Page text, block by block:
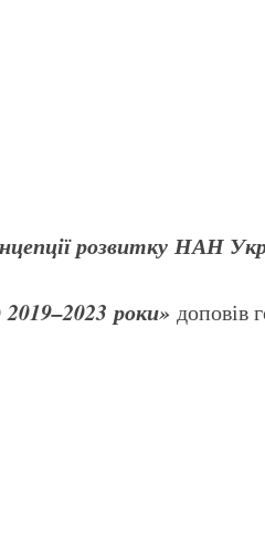
розвитку НАН
2019–2023 роки»доповів